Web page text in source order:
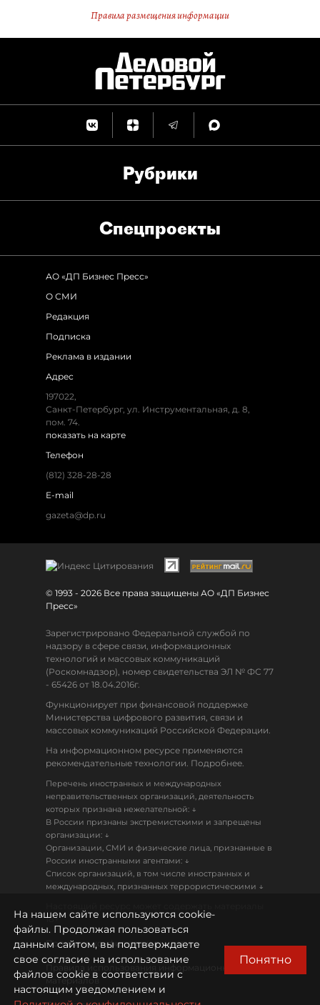
Правила размещения информации
Рубрики
Спец­проекты
АО «ДП Бизнес Пресс»
О СМИ
Редакция
Подписка
Реклама в издании
Адрес
197022,
Санкт-Петербург, ул. Инструментальная, д. 8,
пом. 74.
показать на карте
Телефон
(812) 328-28-28
E-mail
gazeta@dp.ru
© 1993 - 2026 Все права защищены АО «ДП Бизнес
Пресс»
Зарегистрировано Федеральной службой по
надзору в сфере связи, информационных
технологий и массовых коммуникаций
(Роскомнадзор), номер свидетельства ЭЛ № ФС 77
- 65426 от 18.04.2016г.
Функционирует при финансовой поддержке
Министерства цифрового развития, связи и
массовых коммуникаций Российской Федерации.
На информационном ресурсе применяются
рекомендательные технологии. Подробнее.
Перечень иностранных и международных
неправительственных организаций, деятельность
которых признана нежелательной: ↓
В России признаны экстремистскими и запрещены
организации: ↓
Организации, СМИ и физические лица, признанные в
России иностранными агентами: ↓
Список организаций, в том числе иностранных и
международных, признанных террористическими ↓
18+
Политика конфиденциальности
Правила использования информационных
материалов
На нашем сайте используются cookie-
файлы. Продолжая пользоваться
данным сайтом, вы подтверждаете
свое согласие на использование
файлов cookie в соответствии с
настоящим уведомлением и
Понятно